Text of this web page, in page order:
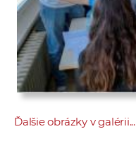
Ďalšie obrázky v galérii...